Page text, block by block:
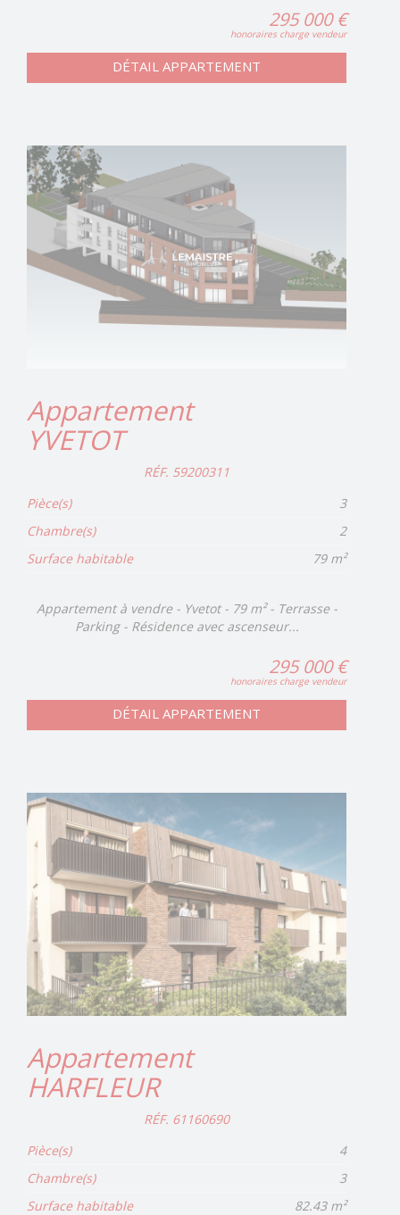
295 000 €
honoraires charge vendeur
DÉTAIL APPARTEMENT
Appartement
YVETOT
RÉF. 59200311
Pièce(s)
3
Chambre(s)
2
Surface habitable
79 m²
Appartement à vendre - Yvetot - 79 m² - Terrasse -
Parking - Résidence avec ascenseur...
295 000 €
honoraires charge vendeur
DÉTAIL APPARTEMENT
Appartement
HARFLEUR
RÉF. 61160690
Pièce(s)
4
Chambre(s)
3
Surface habitable
82.43 m²